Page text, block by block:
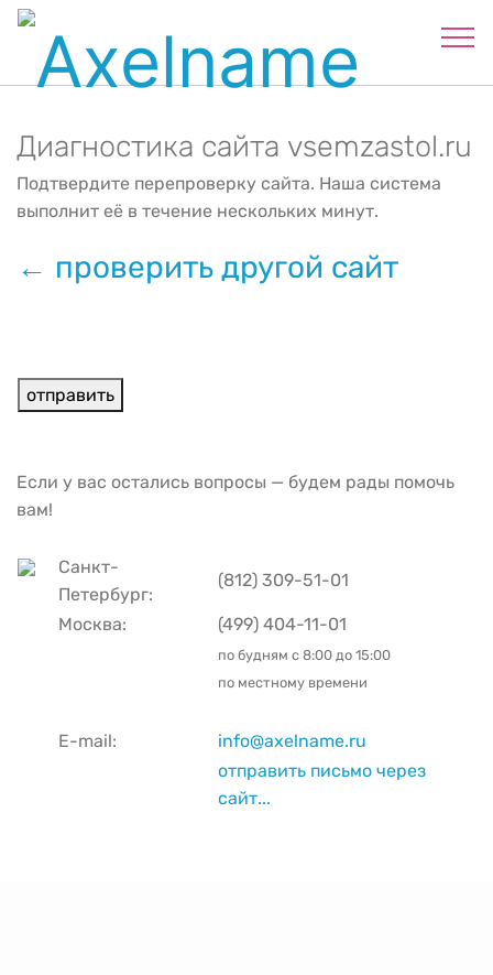
Диагностика сайта vsemzastol.ru
Подтвердите перепроверку сайта. Наша система
выполнит её в течение нескольких минут.
← проверить другой сайт
Если у вас остались вопросы — будем рады помочь
вам!
Санкт-
Петербург:
(812) 309-51-01
Москва: (499) 404-11-01
по будням с 8:00 до 15:00
по местному времени
E-mail:
info@axelname.ru
отправить письмо через
сайт...